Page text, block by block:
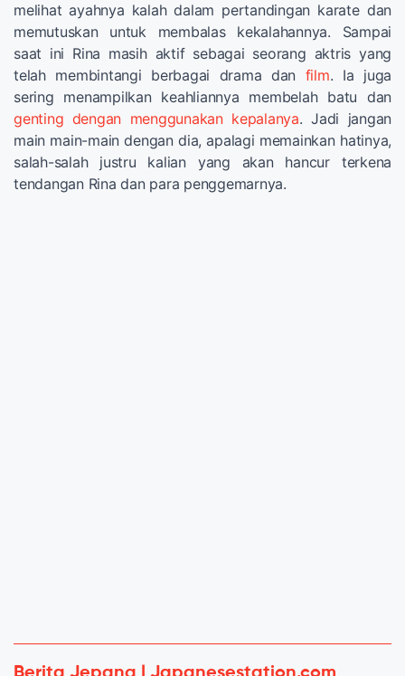
melihat ayahnya kalah dalam pertandingan karate dan
memutuskan untuk membalas kekalahannya. Sampai
saat ini Rina masih aktif sebagai seorang aktris yang
telah membintangi berbagai drama dan film. Ia juga
sering menampilkan keahliannya membelah batu dan
genting dengan menggunakan kepalanya. Jadi jangan
main main-main dengan dia, apalagi memainkan hatinya,
salah-salah justru kalian yang akan hancur terkena
tendangan Rina dan para penggemarnya.